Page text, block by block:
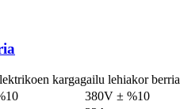
kargagailu lehiakor berria
380V ± %10